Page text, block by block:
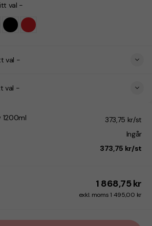
val -
val -
val -
1200ml
373,75 kr/st
Ingår
373,75 kr/st
1 868,75 kr
exkl. moms 1 495,00 kr